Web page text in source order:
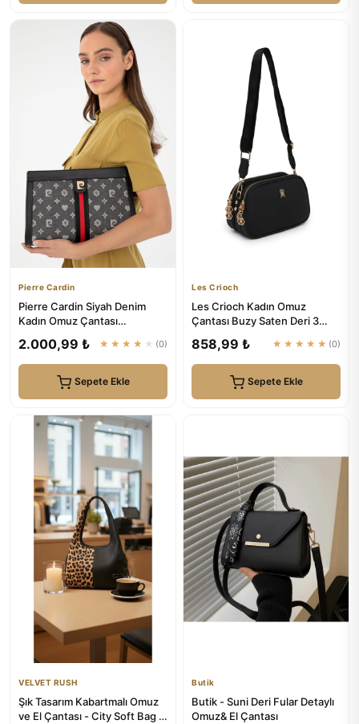
Pierre Cardin
Pierre Cardin Siyah Denim
Kadın Omuz Çantası
2.000,99 ₺ ★★★★★ (0)
Sepete Ekle
Les Crioch
Les Crioch Kadın Omuz
Çantası Buzy Saten Deri 3
858,99 ₺ ★★★★★ (0)
Sepete Ekle
VELVET RUSH
Şık Tasarım Kabartmalı Omuz
ve El Çantası - City Soft Bag |
Butik
Butik - Suni Deri Fular Detaylı
Omuz& El Çantası